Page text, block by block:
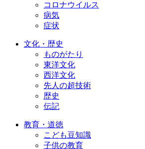
コロナウイルス
病気
症状
文化・歴史
ものがたり
東洋文化
西洋文化
先人の超技術
歴史
伝記
教育・道徳
こども豆知識
子供の教育